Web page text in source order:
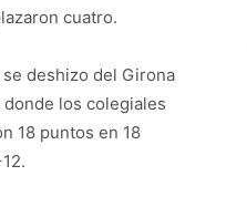
cuatro.
deshizo del Girona
los colegiales
18 puntos en 18